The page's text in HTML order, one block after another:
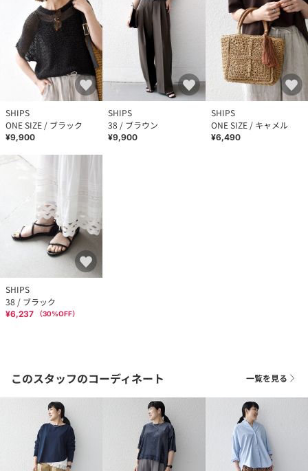
SHIPS
ONE SIZE / ブラック
¥9,900
SHIPS
38 / ブラウン
¥9,900
SHIPS
ONE SIZE / キャメル
¥6,490
SHIPS
38 / ブラック
¥6,237 （30%OFF）
このスタッフのコーディネート 一覧を見る